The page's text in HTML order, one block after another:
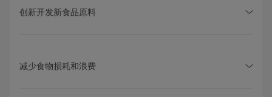
创新开发新食品原料
减少食物损耗和浪费